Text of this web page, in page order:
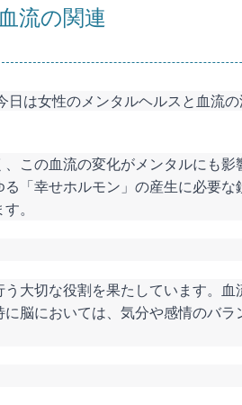
流の関連
は女性のメンタルヘルスと血流
この血流の変化がメンタルにも影
「幸せホルモン」の産生に必要な
。
大切な役割を果たしています。血
脳においては、気分や感情のバラ